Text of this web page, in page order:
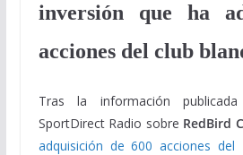
inversión que ha
acciones del club
Tras la información
SportDirect Radio sobre RedBird
adquisición de 600 acciones del